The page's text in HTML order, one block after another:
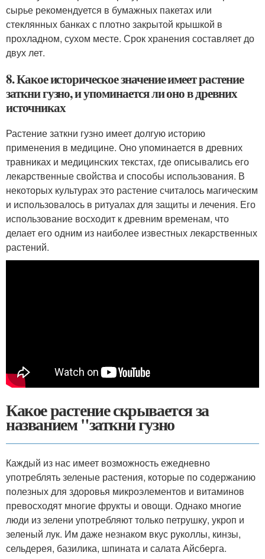
сырье рекомендуется в бумажных пакетах или
стеклянных банках с плотно закрытой крышкой в
прохладном, сухом месте. Срок хранения составляет до
двух лет.
8. Какое историческое значение имеет растение
заткни гузно, и упоминается ли оно в древних
источниках
Растение заткни гузно имеет долгую историю
применения в медицине. Оно упоминается в древних
травниках и медицинских текстах, где описывались его
лекарственные свойства и способы использования. В
некоторых культурах это растение считалось магическим
и использовалось в ритуалах для защиты и лечения. Его
использование восходит к древним временам, что
делает его одним из наиболее известных лекарственных
растений.
Какое растение скрывается за
названием "заткни гузно
Каждый из нас имеет возможность ежедневно
употреблять зеленые растения, которые по содержанию
полезных для здоровья микроэлементов и витаминов
превосходят многие фрукты и овощи. Однако многие
люди из зелени употребляют только петрушку, укроп и
зеленый лук. Им даже незнаком вкус руколлы, кинзы,
сельдерея, базилика, шпината и салата Айсберга.